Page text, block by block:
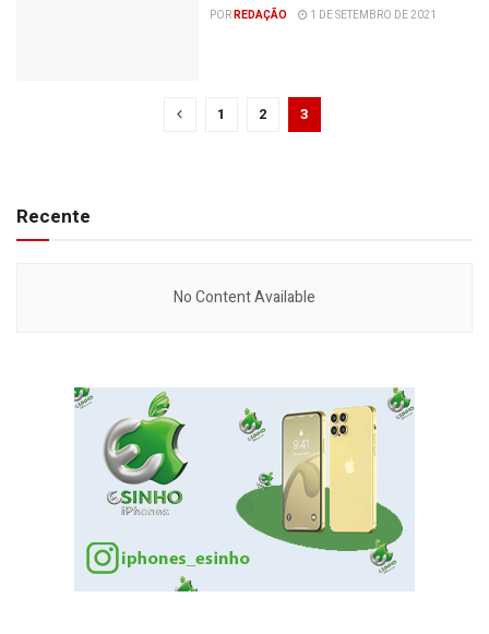
PORREDAÇÃO 1 DE SETEMBRO DE 2021
1 2 3
Recente
No Content Available